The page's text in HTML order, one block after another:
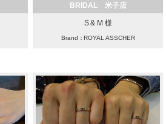
BRIDAL 米子店
S & M 様
Brand：ROYAL ASSCHER